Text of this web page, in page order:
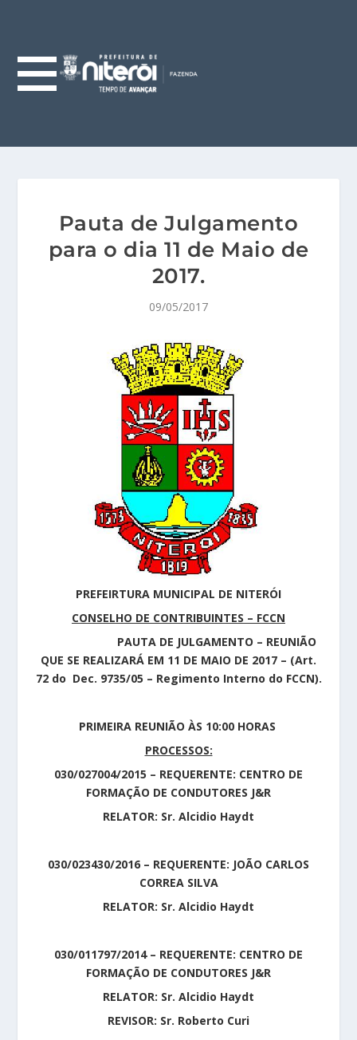
Pauta de Julgamento
para o dia 11 de Maio de
2017.
09/05/2017
PREFEIRTURA MUNICIPAL DE NITERÓI
CONSELHO DE CONTRIBUINTES – FCCN
PAUTA DE JULGAMENTO – REUNIÃO
QUE SE REALIZARÁ EM 11 DE MAIO DE 2017 – (Art.
72 do Dec. 9735/05 – Regimento Interno do FCCN).
PRIMEIRA REUNIÃO ÀS 10:00 HORAS
PROCESSOS:
030/027004/2015 – REQUERENTE: CENTRO DE
FORMAÇÃO DE CONDUTORES J&R
RELATOR: Sr. Alcidio Haydt
030/023430/2016 – REQUERENTE: JOÃO CARLOS
CORREA SILVA
RELATOR: Sr. Alcidio Haydt
030/011797/2014 – REQUERENTE: CENTRO DE
FORMAÇÃO DE CONDUTORES J&R
RELATOR: Sr. Alcidio Haydt
REVISOR: Sr. Roberto Curi